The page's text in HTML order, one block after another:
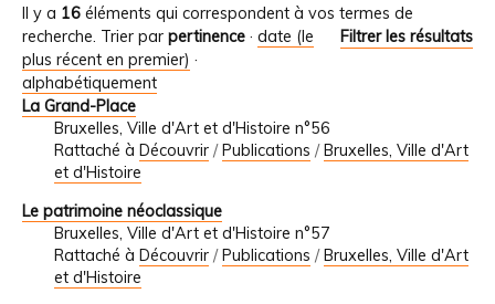
Il y a 16 éléments qui correspondent à vos termes de
recherche.
Filtrer les résultats
Trier par pertinence · date (le
plus récent en premier) ·
alphabétiquement
La Grand-Place
Bruxelles, Ville d'Art et d'Histoire n°56
Rattaché à Découvrir /Publications /Bruxelles, Ville d'Art
et d'Histoire
Le patrimoine néoclassique
Bruxelles, Ville d'Art et d'Histoire n°57
Rattaché à Découvrir /Publications /Bruxelles, Ville d'Art
et d'Histoire